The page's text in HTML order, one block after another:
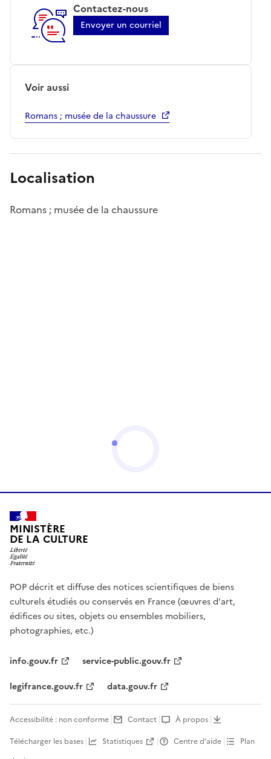
Contactez-nous
Envoyer un courriel
Voir aussi
Romans ; musée de la chaussure
Localisation
Romans ; musée de la chaussure
MINISTÈRE
DE LA CULTURE
POP décrit et diffuse des notices scientifiques de biens
culturels étudiés ou conservés en France (œuvres d'art,
édifices ou sites, objets ou ensembles mobiliers,
photographies, etc.)
info.gouv.fr
service-public.gouv.fr
legifrance.gouv.fr
data.gouv.fr
Accessibilité : non conforme Contact
À propos
Télécharger les bases
Statistiques Centre d’aide
Plan